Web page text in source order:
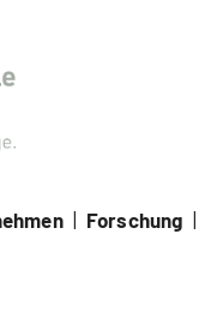
Forschung